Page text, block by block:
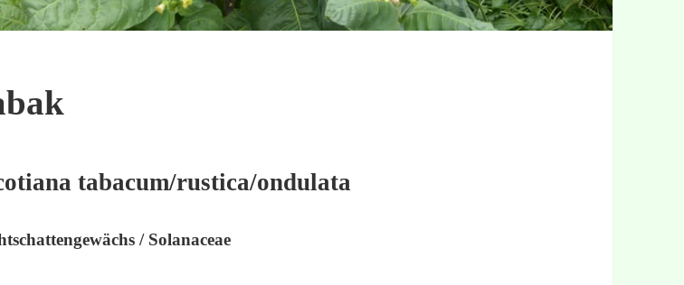
tabacum/rustica/ondulata
/ Solanaceae